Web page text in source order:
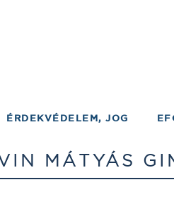
ÉRDEKVÉDELEM, JOG
MÁTYÁS